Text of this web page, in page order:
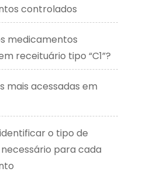
controlados
medicamentos
receituário tipo “C1”?
mais acessadas em
o tipo de
para cada